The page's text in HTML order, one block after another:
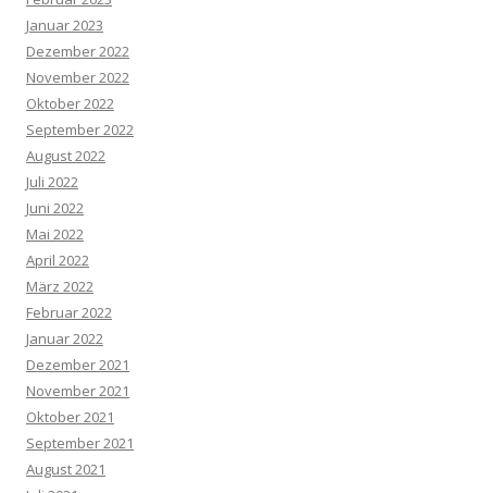
Januar 2023
Dezember 2022
November 2022
Oktober 2022
September 2022
August 2022
Juli 2022
Juni 2022
Mai 2022
April 2022
März 2022
Februar 2022
Januar 2022
Dezember 2021
November 2021
Oktober 2021
September 2021
August 2021